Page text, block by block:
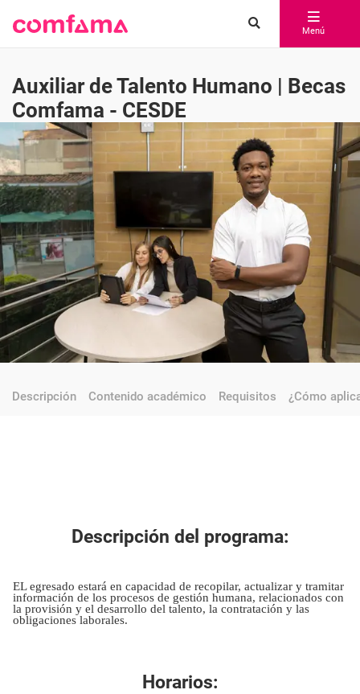
Menú
Auxiliar de Talento Humano | Becas
Comfama - CESDE
Descripción Contenido académico Requisitos ¿Cómo
Descripción del programa:
EL egresado estará en capacidad de recopilar, actualizar y tramitar
información de los procesos de gestión humana, relacionados con
la provisión y el desarrollo del talento, la contratación y las
obligaciones laborales.
Horarios: